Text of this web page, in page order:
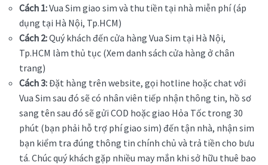
Cách 1:Vua Sim giao sim và thu tiền tại nhà miễn phí (áp
dụng tại Hà Nội, Tp.HCM)
Cách 2:Quý khách đến cửa hàng Vua Sim tại Hà Nội,
Tp.HCM làm thủ tục (Xem danh sách cửa hàng ở chân
trang)
Cách 3:Đặt hàng trên website, gọi hotline hoặc chat với
Vua Sim sau đó sẽ có nhân viên tiếp nhận thông tin, hồ sơ
sang tên sau đó sẽ gửi COD hoặc giao Hỏa Tốc trong 30
phút (bạn phải hỗ trợ phí giao sim) đến tận nhà, nhận sim
bạn kiểm tra đúng thông tin chính chủ và trả tiền cho bưu
tá. Chúc quý khách gặp nhiều may mắn khi sở hữu thuê bao